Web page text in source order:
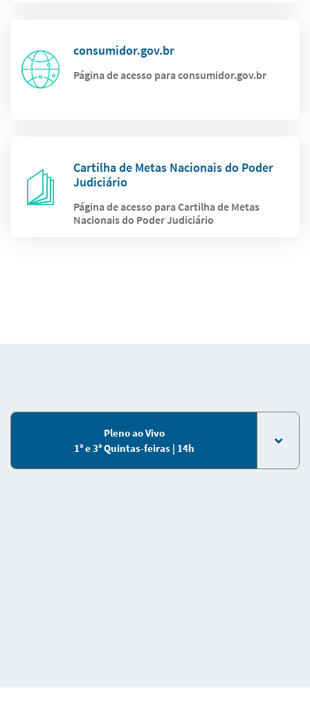
consumidor.gov.br
Página de acesso para consumidor.gov.br
Cartilha de Metas Nacionais do Poder
Judiciário
Página de acesso para Cartilha de Metas
Nacionais do Poder Judiciário
Pleno ao Vivo
1ª e 3ª Quintas-feiras | 14h